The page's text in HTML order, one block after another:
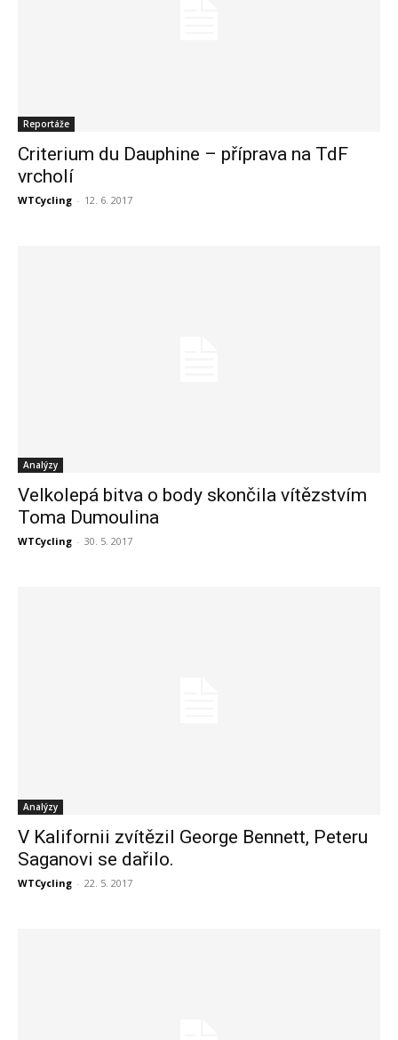
Reportáže
Criterium du Dauphine – příprava na TdF
vrcholí
WTCycling - 12. 6. 2017
Analýzy
Velkolepá bitva o body skončila vítězstvím
Toma Dumoulina
WTCycling - 30. 5. 2017
Analýzy
V Kalifornii zvítězil George Bennett, Peteru
Saganovi se dařilo.
WTCycling - 22. 5. 2017